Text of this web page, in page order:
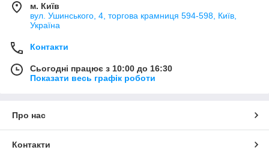
м. Київ
вул. Ушинського, 4, торгова крамниця 594-598, Київ,
Україна
Контакти
Сьогодні працює з 10:00 до 16:30
Показати весь графік роботи
Про нас
Контакти